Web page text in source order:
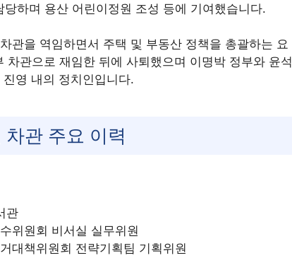
하며 용산 어린이정원 조성 등에 기여했습니다.
관을 역임하면서 주택 및 부동산 정책을 총괄하는 요
관으로 재임한 뒤에 사퇴했으며 이명박 정부와 윤석
영 내의 정치인입니다.
차관 주요 이력
관
위원회 비서실 실무위원
대책위원회 전략기획팀 기획위원